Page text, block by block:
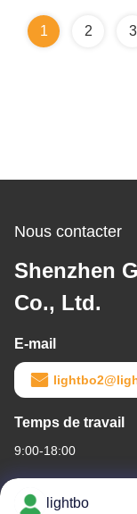
1 2 3
Nous contacter
Shenzhen
Co., Ltd.
E-mail
Temps de travail
9:00-18:00
Notre adresse
lightbo